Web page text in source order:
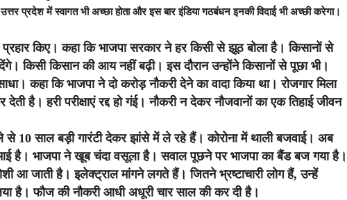
प्रदेश में स्वागत भी अच्छा होता और इस बार इंडिया गठबंधन इनकी विदाई भी अच्छी करेगा।
किए। कहा कि भाजपा सरकार ने हर किसी से झूठ बोला है। किसानों से
किसी किसान की आय नहीं बढ़ी। इस दौरान उन्होंने किसानों से पूछा भी।
कहा कि भाजपा ने दो करोड़ नौकरी देने का वादा किया था। रोजगार मिला
है। हरी परीक्षाएं रद्द हो गंई। नौकरी न देकर नौजवानों का एक तिहाई जीवन
साल बड़ी गारंटी देकर झांसे में ले रहे हैं। कोरोना में थाली बजवाई। अब
है। भाजपा ने खूब चंदा वसूला है। सवाल पूछने पर भाजपा का बैंड बज गया है।
आ जाती है। इलेक्ट्राल मांगने लगते हैं। जितने भ्रष्टाचारी लोग हैं, उन्हें
है। फौज की नौकरी आधी अधूरी चार साल की कर दी है।